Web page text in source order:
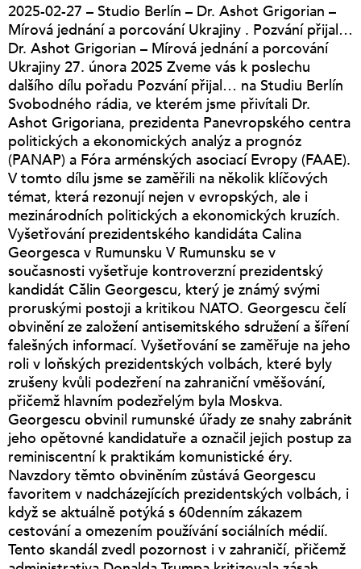
2025-02-27 – Studio Berlín – Dr. Ashot Grigorian –
Mírová jednání a porcování Ukrajiny . Pozvání přijal…
Dr. Ashot Grigorian – Mírová jednání a porcování
Ukrajiny 27. února 2025 Zveme vás k poslechu
dalšího dílu pořadu Pozvání přijal… na Studiu Berlín
Svobodného rádia, ve kterém jsme přivítali Dr.
Ashot Grigoriana, prezidenta Panevropského centra
politických a ekonomických analýz a prognóz
(PANAP) a Fóra arménských asociací Evropy (FAAE).
V tomto dílu jsme se zaměřili na několik klíčových
témat, která rezonují nejen v evropských, ale i
mezinárodních politických a ekonomických kruzích.
Vyšetřování prezidentského kandidáta Calina
Georgesca v Rumunsku V Rumunsku se v
současnosti vyšetřuje kontroverzní prezidentský
kandidát Călin Georgescu, který je známý svými
proruskými postoji a kritikou NATO. Georgescu čelí
obvinění ze založení antisemitského sdružení a šíření
falešných informací. Vyšetřování se zaměřuje na jeho
roli v loňských prezidentských volbách, které byly
zrušeny kvůli podezření na zahraniční vměšování,
přičemž hlavním podezřelým byla Moskva.
Georgescu obvinil rumunské úřady ze snahy zabránit
jeho opětovné kandidatuře a označil jejich postup za
reminiscentní k praktikám komunistické éry.
Navzdory těmto obviněním zůstává Georgescu
favoritem v nadcházejících prezidentských volbách, i
když se aktuálně potýká s 60denním zákazem
cestování a omezením používání sociálních médií.
Tento skandál zvedl pozornost i v zahraničí, přičemž